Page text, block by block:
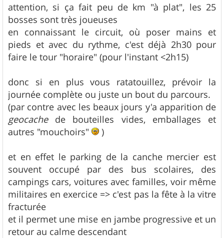
s
s
a
g
e
attention, si ça fait peu de km "à plat", les 25
bosses sont très joueuses
en connaissant le circuit, où poser mains et
pieds et avec du rythme, c'est déjà 2h30 pour
faire le tour "horaire" (pour l'instant <2h15)
donc si en plus vous ratatouillez, prévoir la
journée complète ou juste un bout du parcours.
(par contre avec les beaux jours y'a apparition de
geocachede bouteilles vides, emballages et
autres "mouchoirs"
)
et en effet le parking de la canche mercier est
souvent occupé par des bus scolaires, des
campings cars, voitures avec familles, voir même
militaires en exercice => c'est pas la fête à la vitre
fracturée
et il permet une mise en jambe progressive et un
retour au calme descendant